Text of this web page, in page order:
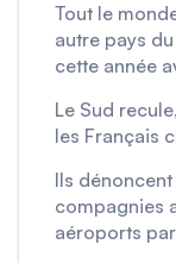
Tout le
autre pays
cette année
Le Sud
les Français
Ils dénoncent
compagnies
aéroports